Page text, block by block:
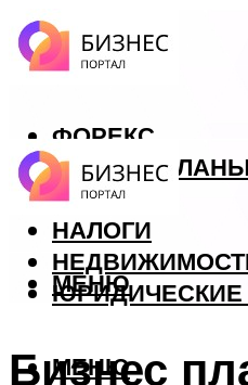
ФОРЕКС
БИЗНЕС ПЛАНЫ
КРЕДИТЫ
НАЛОГИ
МЕНЮ
МЕНЮ
Бизнес